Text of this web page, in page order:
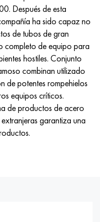
Después de esta
ha sido capaz no
de tubos de gran
completo de equipo para
hostiles. Conjunto
combinan utilizado
de potentes rompehielos
equipos críticos.
de productos de acero
garantiza una